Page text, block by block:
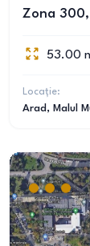
Zona 300,
53.00
Locație:
Arad , Malul